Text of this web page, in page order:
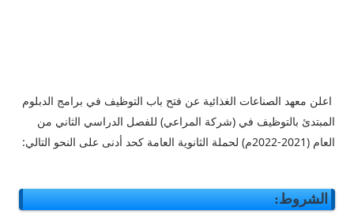
اعلن معهد الصناعات الغذائية عن فتح باب التوظيف في برامج الدبلوم
المبتدئ بالتوظيف في (شركة المراعي) للفصل الدراسي الثاني من
العام (2021-2022م) لحملة الثانوية العامة كحد أدنى على النحو التالي:
الشروط: